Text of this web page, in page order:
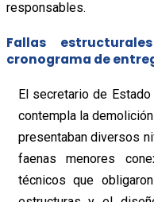
responsables.
Fallas
cronograma de
El secretario de
contempla la
presentaban diversos
faenas menores
técnicos que